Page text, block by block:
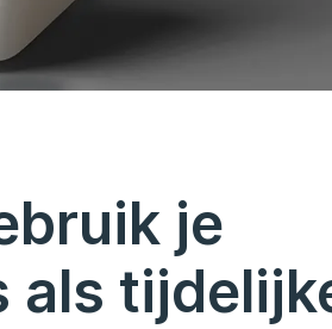
je
als